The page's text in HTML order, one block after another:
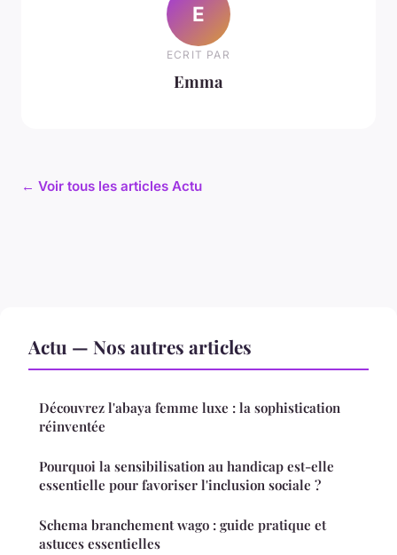
E
ECRIT PAR
Emma
← Voir tous les articles Actu
Actu — Nos autres articles
Découvrez l'abaya femme luxe : la sophistication
réinventée
Pourquoi la sensibilisation au handicap est-elle
essentielle pour favoriser l'inclusion sociale ?
Schema branchement wago : guide pratique et
astuces essentielles